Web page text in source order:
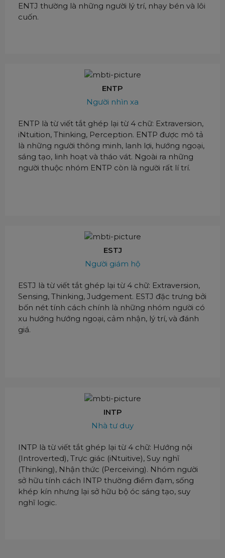
ENTJ thường là những người lý trí, nhạy bén và lôi
cuốn.
ENTP
Người nhìn xa
ENTP là từ viết tắt ghép lại từ 4 chữ: Extraversion,
iNtuition, Thinking, Perception. ENTP được mô tả
là những người thông minh, lanh lợi, hướng ngoại,
sáng tạo, linh hoạt và tháo vát. Ngoài ra những
người thuộc nhóm ENTP còn là người rất lí trí.
ESTJ
Người giám hộ
ESTJ là từ viết tắt ghép lại từ 4 chữ: Extraversion,
Sensing, Thinking, Judgement. ESTJ đặc trưng bởi
bốn nét tính cách chính là những nhóm người có
xu hướng hướng ngoại, cảm nhận, lý trí, và đánh
giá.
INTP
Nhà tư duy
INTP là từ viết tắt ghép lại từ 4 chữ: Hướng nội
(Introverted), Trực giác (iNtuitive), Suy nghĩ
(Thinking), Nhận thức (Perceiving). Nhóm người
sở hữu tính cách INTP thường điềm đạm, sống
khép kín nhưng lại sở hữu bộ óc sáng tạo, suy
nghĩ logic.